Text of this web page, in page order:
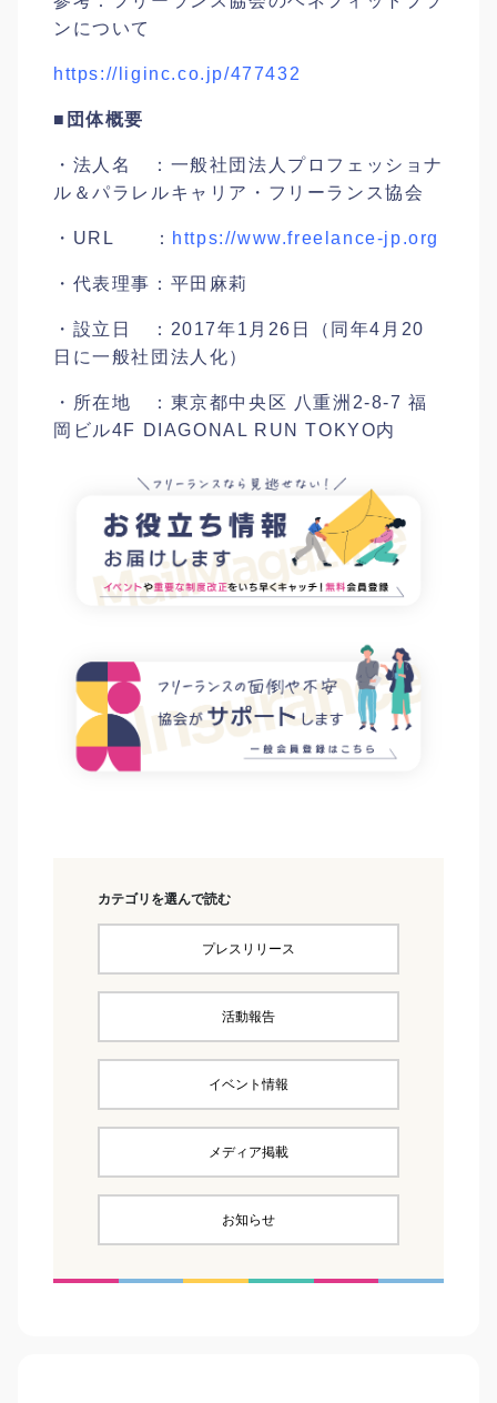
ンについて
https://liginc.co.jp/477432
■団体概要
・法人名 ：一般社団法人プロフェッショナ
ル＆パラレルキャリア・フリーランス協会
・URL ： https://www.freelance-jp.org
・代表理事：平田麻莉
・設立日 ：2017年1月26日（同年4月20
日に一般社団法人化）
・所在地 ：東京都中央区 八重洲2-8-7 福
岡ビル4F DIAGONAL RUN TOKYO内
カテゴリを選んで読む
プレスリリース
活動報告
イベント情報
メディア掲載
お知らせ